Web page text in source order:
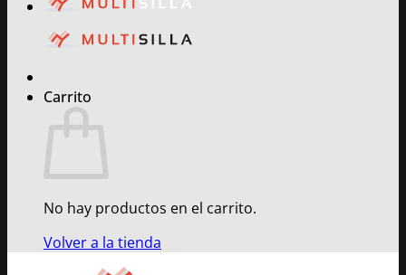
Carrito
No hay productos en el carrito.
Volver a la tienda